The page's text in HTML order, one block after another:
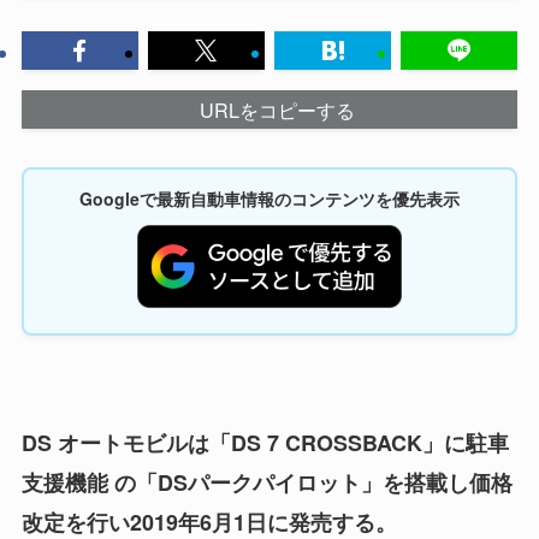
URLをコピーする
Googleで最新自動車情報のコンテンツを優先表示
DS オートモビルは「DS 7 CROSSBACK」に駐車
支援機能 の「DSパークパイロット」を搭載し価格
改定を行い2019年6月1日に発売する。